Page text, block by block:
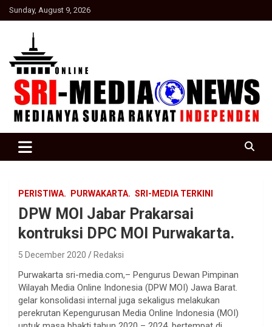
Skip
to
Sunday, August 9, 2026
SRI Media news
PERISTIWA. PURWAKARTA. SRI-MEDIA TERKINI
DPW MOI Jabar Prakarsai
kontruksi DPC MOI Purwakarta.
5 December 2020 Redaksi
Purwakarta sri-media.com,– Pengurus Dewan Pimpinan
Wilayah Media Online Indonesia (DPW MOI) Jawa Barat.
gelar konsolidasi internal juga sekaligus melakukan
perekrutan Kepengurusan Media Online Indonesia (MOI)